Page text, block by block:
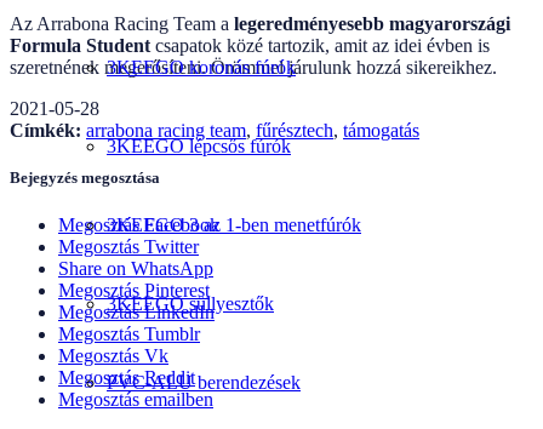
3KEEGO koronás fúrók
3KEEGO lépcsős fúrók
3KEEGO 3 az 1-ben menetfúrók
3KEEGO süllyesztők
PVC-ALU berendezések
Az Arrabona Racing Team a legeredményesebb magyarországi
Formula Student csapatok közé tartozik, amit az idei évben is
szeretnének megerősíteni. Örömmel járulunk hozzá sikereikhez.
2021-05-28
Címkék: arrabona racing team, fűrésztech, támogatás
Bejegyzés megosztása
Megosztás Facebook
Megosztás Twitter
Share on WhatsApp
Megosztás Pinterest
Megosztás LinkedIn
Megosztás Tumblr
Megosztás Vk
Megosztás Reddit
Megosztás emailben